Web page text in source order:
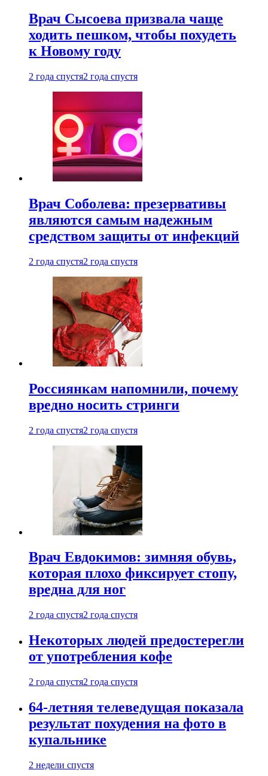
Врач Сысоева призвала чаще
ходить пешком, чтобы похудеть
к Новому году
2 года спустя2 года спустя
Врач Соболева: презервативы
являются самым надежным
средством защиты от инфекций
2 года спустя2 года спустя
Россиянкам напомнили, почему
вредно носить стринги
2 года спустя2 года спустя
Врач Евдокимов: зимняя обувь,
которая плохо фиксирует стопу,
вредна для ног
2 года спустя2 года спустя
Некоторых людей предостерегли
от употребления кофе
2 года спустя2 года спустя
64-летняя телеведущая показала
результат похудения на фото в
купальнике
2 недели спустя